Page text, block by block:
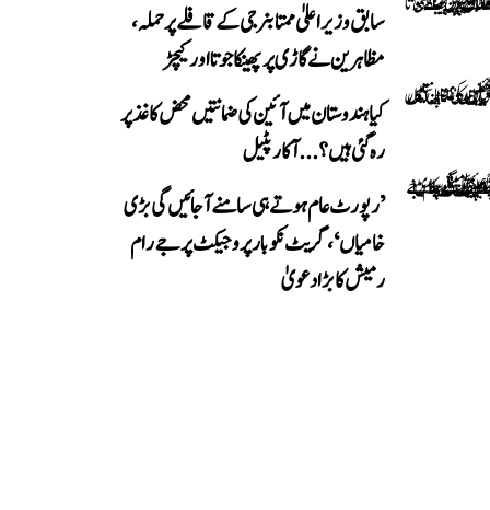
سابق وزیر اعلیٰ ممتا بنرجی کے قافلے پر حملہ،
مظاہرین نے گاڑی پر پھینکا جوتا اور کیچڑ
کیا ہندوستان میں آئین کی ضمانتیں محض کاغذ پر
رہ گئی ہیں؟...آکار پٹیل
’رپورٹ عام ہوتے ہی سامنے آ جائیں گی بڑی
خامیاں‘، گریٹ نکوبار پروجیکٹ پر جے رام
رمیش کا بڑا دعویٰ